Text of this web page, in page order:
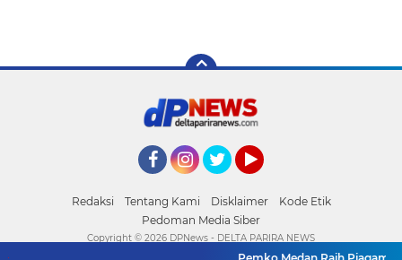
Redaksi Tentang Kami Disklaimer
Kode Etik
Pedoman Media Siber
Copyright © 2026 DPNews - DELTA PARIRA NEWS